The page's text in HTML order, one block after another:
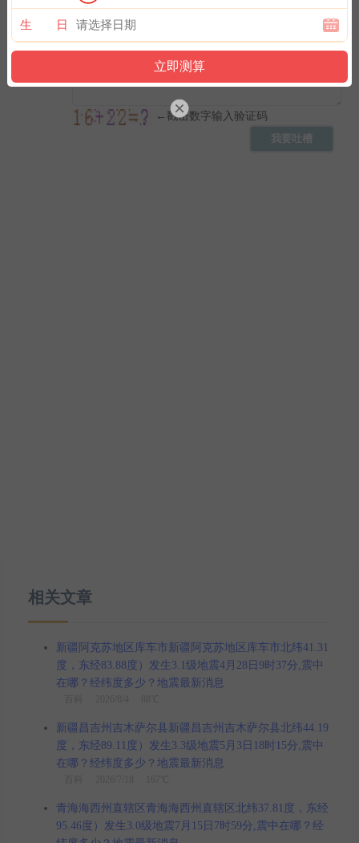
生 日
相关文章
新疆阿克苏地区库车市新疆阿克苏地区库车市北纬41.31
度，东经83.88度）发生3.1级地震4月28日9时37分,震中
在哪？经纬度多少？地震最新消息
新疆昌吉州吉木萨尔县新疆昌吉州吉木萨尔县北纬44.19
度，东经89.11度）发生3.3级地震5月3日18时15分,震中
在哪？经纬度多少？地震最新消息
青海海西州直辖区青海海西州直辖区北纬37.81度，东经
95.46度）发生3.0级地震7月15日7时59分,震中在哪？经